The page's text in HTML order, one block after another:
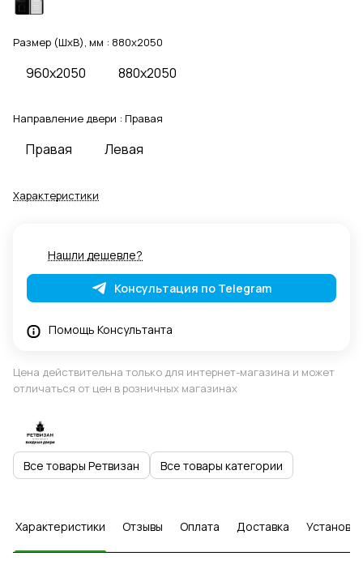
Размер (ШхВ), мм : 880x2050
960x2050 880x2050
Направление двери : Правая
Правая Левая
Характеристики
Нашли дешевле?
Консультация по Telegram
Помощь Консультанта
Цена действительна только для интернет-магазина и может
отличаться от цен в розничных магазинах
Все товары Ретвизан Все товары категории
Характеристики Отзывы Оплата Доставка Установка